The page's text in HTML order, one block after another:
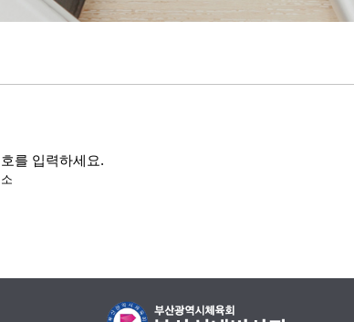
를 입력하세요.